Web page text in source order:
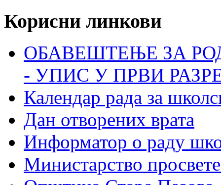
Корисни линкови
ОБАВЕШТЕЊЕ ЗА
- УПИС У ПРВИ
Календар рада за
Дан отворених врата
Информатор о раду
Министарство